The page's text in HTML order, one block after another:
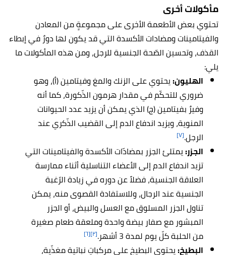
مأكولات أخرى
تحتوي بعض الأطعمة الأخرى على مجموعةٍ من المعادن
والفيتامينات ومضادات الأكسدة التي قد يكون لها دورٌ في إبطاء
القذف، وتحسين الصّحة الجنسية للرجل، ومن هذه المأكولات ما
يلي:
الهليون:يحتوي على الزنك والمغ وفيتامين (أ)، وهو
ضروري للتحكّم في مقدار هرمون الذّكورة، كما أنه
وفيرٌ بفيتامين (ج) الذي يمكن أن يزيد عدد الحيوانات
المنوية، ويزيد اندفاع الدم إلى القضيب الذّكري عند
الرجل.[٧]
الجزر:يمتلئ الجزر بمضادّات الأكسدة والفيتامينات التي
تزيد اندفاع الدم إلى الأعضاء التناسلية أثناء ممارسة
العلاقة الجنسية، فضلاً عن دوره في زيادة الرّغبة
الجنسية عند الرجال، وللاستفادة القصوى منه، يمكن
تناول الجزر المسلوق مع العسل والبيض، أو الجزر
المبشور مع صفار بيضة واحدة وملعقة طعام صغيرة
من الحلبة كلّ يوم لمدة 3 أشهر.
[٢] [٦]
البطيخ:يحتوي البطيخ على مركباتٍ نباتية مغذّية،